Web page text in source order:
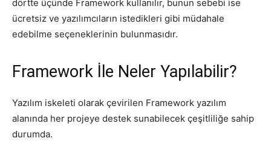
SEO,
ASO,
dörtte üçünde Framework kullanılır, bunun sebebi ise
ücretsiz ve yazılımcıların istedikleri gibi müdahale
edebilme seçeneklerinin bulunmasıdır.
Framework İle Neler Yapılabilir?
Yazılım iskeleti olarak çevirilen Framework yazılım
alanında her projeye destek sunabilecek çeşitliliğe sahip
durumda.